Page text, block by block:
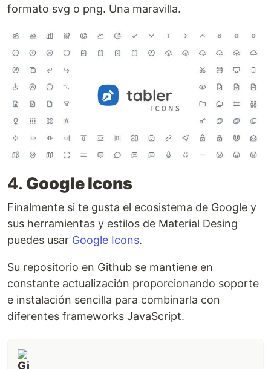
formato svg o png. Una maravilla.
4. Google Icons
Finalmente si te gusta el ecosistema de Google y
sus herramientas y estilos de Material Desing
puedes usar Google Icons.
Su repositorio en Github se mantiene en
constante actualización proporcionando soporte
e instalación sencilla para combinarla con
diferentes frameworks JavaScript.